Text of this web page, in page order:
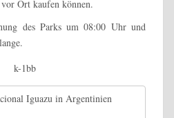
Ort kaufen können.
des Parks um 08:00 Uhr und